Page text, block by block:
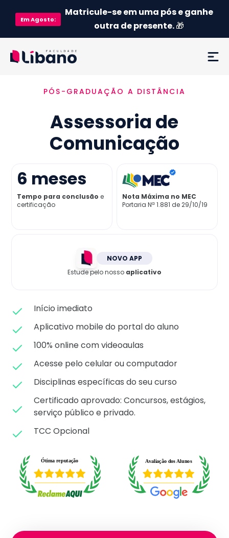
EmAgosto:
Matricule-se em uma pós e ganhe
outra de presente.🎁
Ementa
Como funciona
Credenciamento MEC
Preço
Já sou aluno
PÓS-GRADUAÇÃO A DISTÂNCIA
Assessoria de
Comunicação
6 meses
Tempo para conclusão e
certificação
Nota Máxima no MEC
Portaria Nª 1.881 de 29/10/19
NOVO APP
Estude pelo nosso aplicativo
Início imediato
Aplicativo mobile do portal do aluno
100% online com videoaulas
Acesse pelo celular ou computador
Disciplinas específicas do seu curso
Certificado aprovado: Concursos, estágios,
serviço público e privado.
TCC Opcional